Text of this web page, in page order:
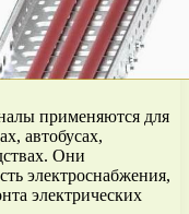
применяются для
автобусах,
Они
электроснабжения,
электрических